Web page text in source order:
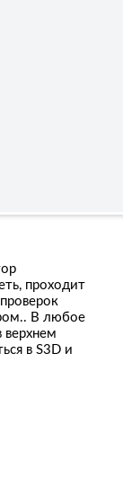
проходит
В любое
верхнем
в S3D и